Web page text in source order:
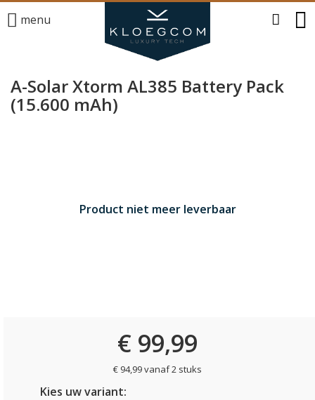
menu
A-Solar Xtorm AL385 Battery Pack
(15.600 mAh)
Product niet meer leverbaar
€ 99,99
€ 94,99 vanaf 2 stuks
Kies uw variant: